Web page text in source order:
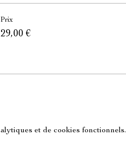
Prix
29,00 €
et de cookies fonctionnels.